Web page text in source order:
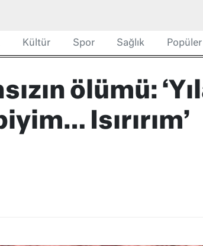
Kültür Spor Sağlık Popüler
ölümü:
Isırırım’